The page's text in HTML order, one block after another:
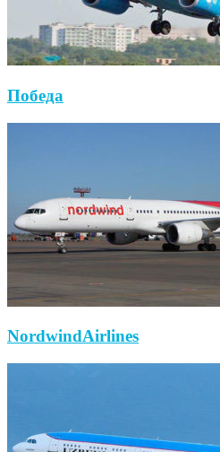
Победа
NordwindAirlines